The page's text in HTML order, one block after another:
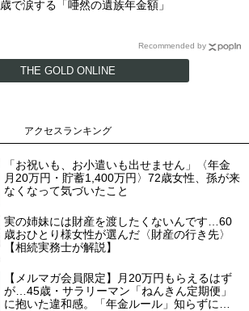
歳で涙する「唖然の遺族年金額」
Recommended by
THE GOLD ONLINE
アクセスランキング
「お祝いも、お小遣いも出せません」〈年金
月20万円・貯蓄1,400万円〉72歳女性、孫が来
なくなって気づいたこと
実の姉妹には財産を渡したくないんです…60
歳おひとり様女性が選んだ〈財産の行き先〉
【相続実務士が解説】
【メルマガ会員限定】月20万円もらえるはず
が…45歳・サラリーマン「ねんきん定期便」
に抱いた違和感。「年金ルール」知らずにそ